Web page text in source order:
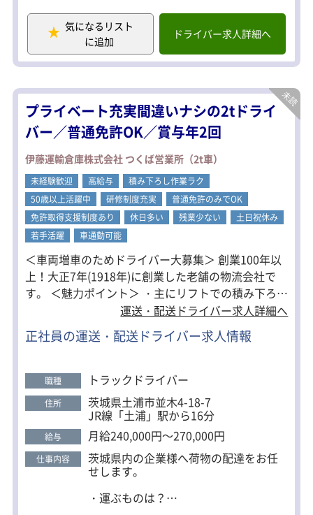
＜1日の流れの例＞
7：00～ 出勤・点呼
7：30～ 水戸市の倉庫へ直行
8：30～ 荷積み
9：30～ 百貨店へ
10：00～ 荷下ろし
11：00～ 休憩（2.5時間程度）
14：00～ 水戸・笠間の荷主さんの所へ
２件ほど荷積み
16：00～ 土浦の倉庫へ出発
17：00～ 荷下ろし
18：00～ 事務所へ戻り、帰宅！
気になるリスト
に追加
ドライバー求人詳細へ
プライベート充実間違いナシの2tドライ
バー／普通免許OK／賞与年2回
伊藤運輸倉庫株式会社 つくば営業所（2t車）
未経験歓迎 高給与
積み下ろし作業ラク
50歳以上活躍中
研修制度充実
普通免許のみでOK
免許取得支援制度あり
休日多い 残業少ない
土日祝休み
若手活躍
車通勤可能
＜車両増車のためドライバー大募集＞ 創業100年以
上！大正7年(1918年)に創業した老舗の物流会社で
す。 ＜魅力ポイント＞ ・主にリフトでの積み下ろし
のため、身体への負担が少ない！ ・土日祝日休み ・
賞与年2回支給 ・フォークリフトなどの資格支援制
度も充実 ＜身体の負担も少なめ＞ 長時間労働になら
で、残業や長時間労働はありません！ 基本配送エリ
アは固定になりますので、すぐに覚えられます！ ＜
プライベートも充実＞ 週末のお休みはもちろん、
GW・お盆・年末年始などの長期休暇もしっかり取
れる環境です。
運送・配送ドライバー求人詳細へ
正社員の運送・配送ドライバー求人情報
職種 トラックドライバー
住所 茨城県土浦市並木4-18-7
JR線「土浦」駅から16分
給与 月給240,000円～270,000円
仕事内容 茨城県内の企業様へ荷物の配達をお任
せします。
・運ぶものは？